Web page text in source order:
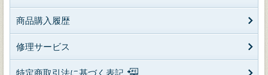
商品購入履歴
修理サービス
特定商取引法に基づく表記